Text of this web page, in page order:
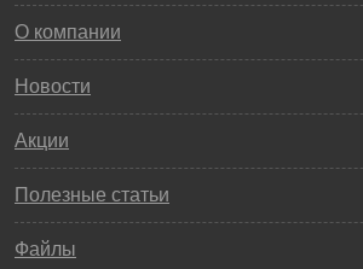
О компании
Новости
Акции
Полезные статьи
Файлы